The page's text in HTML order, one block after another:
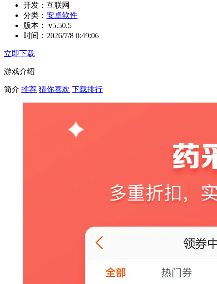
开发： 互联网
分类： 安卓软件
版本：
v5.50.5
时间： 2026/7/8 0:49:06
立即下载
游戏介绍
简介 推荐 猜你喜欢 下载排行